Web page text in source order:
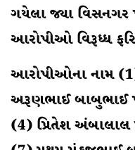
ગયેલા જ્યા
આરોપીઓ વિરૂધ્ધ
આરોપીઓના નામ
અરૂણભાઈ બાબુભાઈ
(4) પ્રિતેશ